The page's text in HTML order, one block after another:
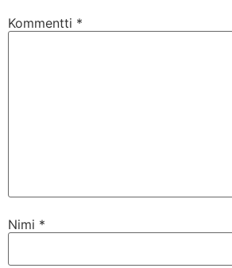
Kommentti *
Nimi *